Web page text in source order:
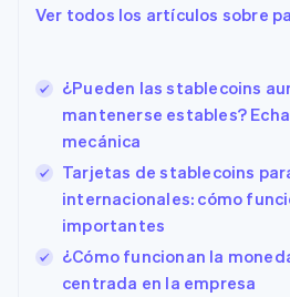
Ver todos los artículos sobre
¿Pueden las stablecoins
mantenerse estables?
mecánica
Tarjetas de stablecoins
internacionales: cómo
importantes
¿Cómo funcionan la
centrada en la empresa
Eslovaquia
España
EspañolEnglish
Estados Unidos
English Español 简体中文
Estonia
English
Finlandia
EnglishSvenska
Francia